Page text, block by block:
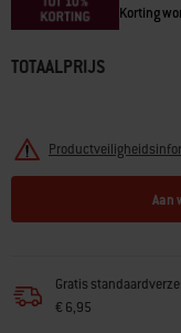
Korting
TOTAALPRIJS
Aan
Gratis
€ 6,95